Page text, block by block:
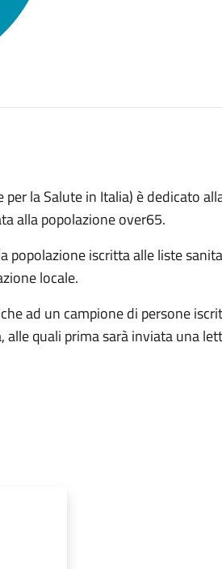
per la Salute in Italia) è dedicato
alla popolazione over65.
popolazione iscritta alle liste
locale.
ad un campione di persone
quali prima sarà inviata una